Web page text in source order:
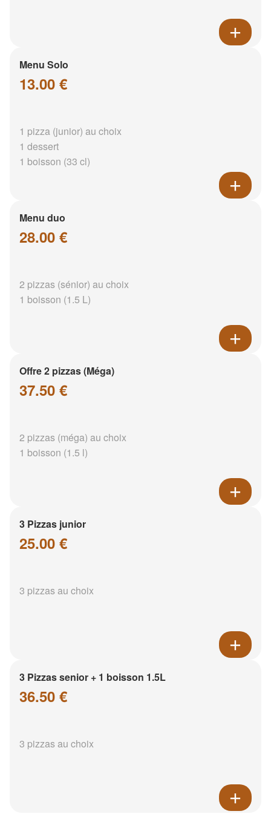
Menu Solo
13.00 €
1 pizza (junior) au choix
1 dessert
1 boisson (33 cl)
Menu duo
28.00 €
2 pizzas (sénior) au choix
1 boisson (1.5 L)
Offre 2 pizzas (Méga)
37.50 €
2 pizzas (méga) au choix
1 boisson (1.5 l)
3 Pizzas junior
25.00 €
3 pizzas au choix
3 Pizzas senior + 1 boisson 1.5L
36.50 €
3 pizzas au choix